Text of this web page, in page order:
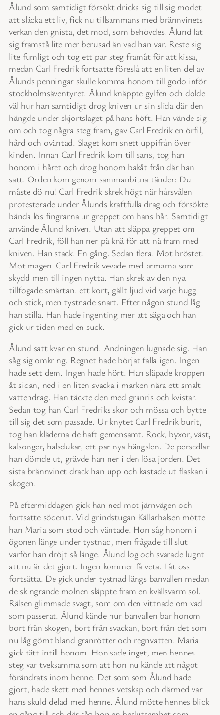
Ålund som samtidigt försökt dricka sig till sig modet
att släcka ett liv, fick nu tillsammans med brännvinets
verkan den gnista, det mod, som behövdes. Ålund lät
sig framstå lite mer berusad än vad han var. Reste sig
lite fumligt och tog ett par steg framåt för att kissa,
medan Carl Fredrik fortsatte föreslå att en liten del av
Ålunds penningar skulle komma honom till godo inför
stockholmsäventyret. Ålund knäppte gylfen och dolde
väl hur han samtidigt drog kniven ur sin slida där den
hängde under skjortslaget på hans höft. Han vände sig
om och tog några steg fram, gav Carl Fredrik en örfil,
hård och oväntad. Slaget kom snett uppifrån över
kinden. Innan Carl Fredrik kom till sans, tog han
honom i håret och drog honom bakåt från där han
satt. Orden kom genom sammanbitna tänder: Du
måste dö nu! Carl Fredrik skrek högt när hårsvålen
protesterade under Ålunds kraftfulla drag och försökte
bända lös fingrarna ur greppet om hans hår. Samtidigt
använde Ålund kniven. Utan att släppa greppet om
Carl Fredrik, föll han ner på knä för att nå fram med
kniven. Han stack. En gång. Sedan flera. Mot bröstet.
Mot magen. Carl Fredrik vevade med armarna som
skydd men till ingen nytta. Han skrek av den nya
tillfogade smärtan. ett kort, gällt ljud vid varje hugg
och stick, men tystnade snart. Efter någon stund låg
han stilla. Han hade ingenting mer att säga och han
gick ur tiden med en suck.
Ålund satt kvar en stund. Andningen lugnade sig. Han
såg sig omkring. Regnet hade börjat falla igen. Ingen
hade sett dem. Ingen hade hört. Han släpade kroppen
åt sidan, ned i en liten svacka i marken nära ett smalt
vattendrag. Han täckte den med granris och kvistar.
Sedan tog han Carl Fredriks skor och mössa och bytte
till sig det som passade. Ur knytet Carl Fredrik burit,
tog han kläderna de haft gemensamt. Rock, byxor, väst,
kalsonger, halsdukar, ett par nya hängslen. De persedlar
han dömde ut, grävde han ner i den lösa jorden. Det
sista brännvinet drack han upp och kastade ut flaskan i
skogen.
På eftermiddagen gick han ned mot järnvägen och
fortsatte söderut. Vid grindstugan Källarhalsen mötte
han Maria som stod och väntade. Hon såg honom i
ögonen länge under tystnad, men frågade till slut
varför han dröjt så länge. Ålund log och svarade lugnt
att nu är det gjort. Ingen kommer få veta. Låt oss
fortsätta. De gick under tystnad längs banvallen medan
de skingrande molnen släppte fram en kvällsvarm sol.
Rälsen glimmade svagt, som om den vittnade om vad
som passerat. Ålund kände hur banvallen bar honom
bort från skogen, bort från svackan, bort från det som
nu låg gömt bland granrötter och regnvatten. Maria
gick tätt intill honom. Hon sade inget, men hennes
steg var tveksamma som att hon nu kände att något
förändrats inom henne. Det som som Ålund hade
gjort, hade skett med hennes vetskap och därmed var
hans skuld delad med henne. Ålund mötte hennes blick